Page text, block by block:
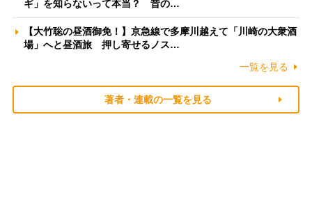
ギ」を知らないって本当？ 昔の…
【大竹聡の昼酒御免！】京急線で多摩川越えて「川崎の大衆酒
場」へと昼酒旅 押し寄せるノス…
一覧を見る
著者・連載の一覧を見る